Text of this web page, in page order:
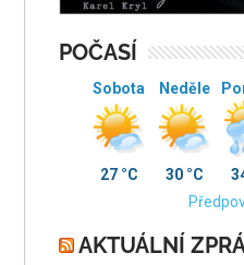
POČASÍ
Sobota
27 °C
Neděle
30 °C
AKTUÁLNÍ